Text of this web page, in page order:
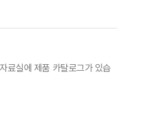
료실에 제품 카탈로그가 있습